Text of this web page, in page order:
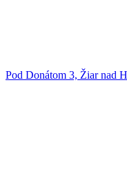
Pod Donátom 3, Žiar nad